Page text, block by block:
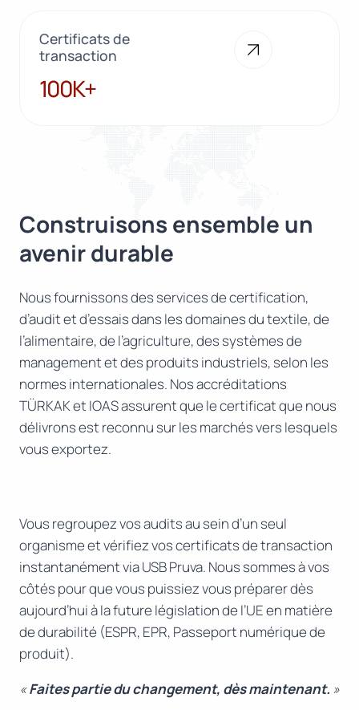
Certificats de
transaction
100K+
100K+
Construisons ensemble un
avenir durable
Nous fournissons des services de certification,
d’audit et d’essais dans les domaines du textile, de
l’alimentaire, de l’agriculture, des systèmes de
management et des produits industriels, selon les
normes internationales. Nos accréditations
TÜRKAK et IOAS assurent que le certificat que nous
délivrons est reconnu sur les marchés vers lesquels
vous exportez.
Vous regroupez vos audits au sein d’un seul
organisme et vérifiez vos certificats de transaction
instantanément via USB Pruva. Nous sommes à vos
côtés pour que vous puissiez vous préparer dès
aujourd’hui à la future législation de l’UE en matière
de durabilité (ESPR, EPR, Passeport numérique de
produit).
«Faites partie du changement, dès maintenant. »